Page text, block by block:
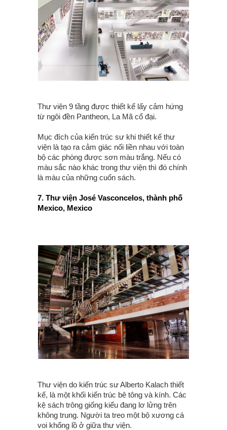
Thư viện 9 tầng được thiết kế lấy cảm hứng
từ ngôi đền Pantheon, La Mã cổ đại.
Mục đích của kiến trúc sư khi thiết kế thư
viện là tạo ra cảm giác nối liền nhau với toàn
bộ các phòng được sơn màu trắng. Nếu có
màu sắc nào khác trong thư viện thì đó chính
là màu của những cuốn sách.
7. Thư viện José Vasconcelos, thành phố
Mexico, Mexico
Thư viện do kiến trúc sư Alberto Kalach thiết
kế, là một khối kiến trúc bê tông và kính. Các
kệ sách trông giống kiểu đang lơ lửng trên
không trung. Người ta treo một bộ xương cá
voi khổng lồ ở giữa thư viện.